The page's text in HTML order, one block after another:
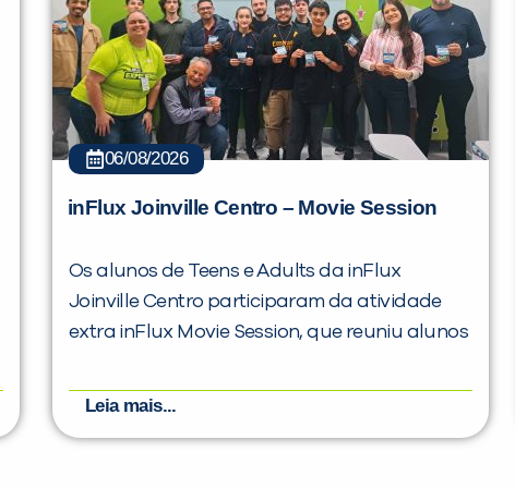
06/08/2026
inFlux Joinville Centro – Movie Session
Os alunos de Teens e Adults da inFlux
Joinville Centro participaram da atividade
extra inFlux Movie Session, que reuniu alunos
Leia mais...